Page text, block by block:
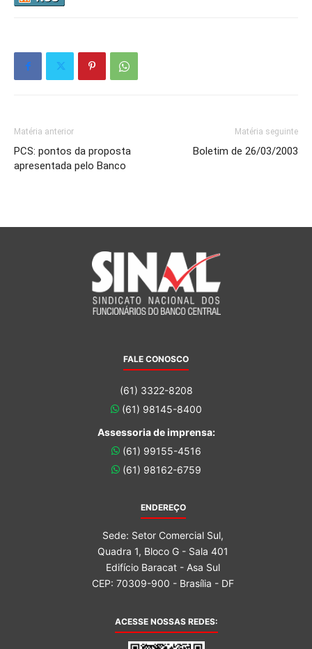
Matéria anterior
PCS: pontos da proposta
apresentada pelo Banco
Matéria seguinte
Boletim de 26/03/2003
FALE CONOSCO
(61) 3322-8208
(61) 98145-8400
Assessoria de imprensa:
(61) 99155-4516
(61) 98162-6759
ENDEREÇO
Sede: Setor Comercial Sul,
Quadra 1, Bloco G - Sala 401
Edifício Baracat - Asa Sul
CEP: 70309-900 - Brasília - DF
ACESSE NOSSAS REDES: